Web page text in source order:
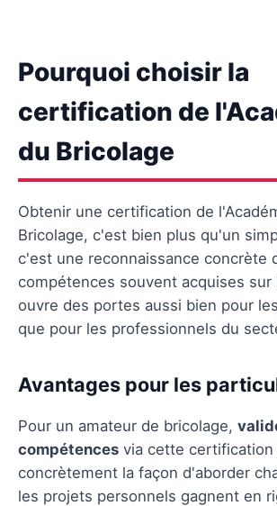
Pourquoi choisir la
certification de
du Bricolage
Obtenir une certification de
Bricolage, c'est bien plus qu'un
c'est une reconnaissance concrète
compétences souvent acquises sur
ouvre des portes aussi bien pour
que pour les professionnels du
Avantages pour les
Pour un amateur de bricolage,
compétences via cette certification
concrètement la façon d'aborder
les projets personnels gagnent en